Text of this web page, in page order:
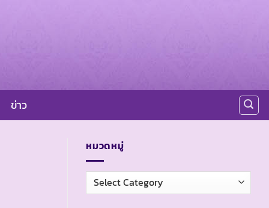
ข่าว
หมวดหมู่
หมวด
หมู่